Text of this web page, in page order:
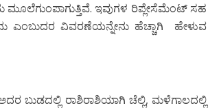
ಮೂಲೆಗುಂಪಾಗುತ್ತಿವೆ. ಇವುಗಳ ರಿಪ್ಲೇಸೆಮೆಂಟ್ ಸಹ
ಎಂಬುದರ ವಿವರಣೆಯನ್ನೇನು ಹೆಚ್ಚಾಗಿ ಹೇಳುವ
ಬುಡದಲ್ಲಿ ರಾಶಿರಾಶಿಯಾಗಿ ಚೆಲ್ಲಿ, ಮಳೆಗಾಲದಲ್ಲಿ